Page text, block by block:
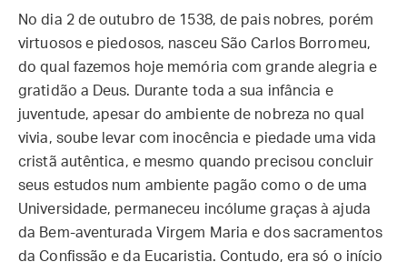
No dia 2 de outubro de 1538, de pais nobres, porém
virtuosos e piedosos, nasceu São Carlos Borromeu,
do qual fazemos hoje memória com grande alegria e
gratidão a Deus. Durante toda a sua infância e
juventude, apesar do ambiente de nobreza no qual
vivia, soube levar com inocência e piedade uma vida
cristã autêntica, e mesmo quando precisou concluir
seus estudos num ambiente pagão como o de uma
Universidade, permaneceu incólume graças à ajuda
da Bem-aventurada Virgem Maria e dos sacramentos
da Confissão e da Eucaristia. Contudo, era só o início